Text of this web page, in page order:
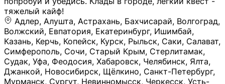
тяжелый кайф!
Адлер, Алушта, Астрахань, Бахчисарай, Волгоград, Волжский, Евпатория, Екатеринбург, Ишимбай, Казань, Керчь, Копейск, Курск, Рыльск, Саки, Салават, Симферополь, Сочи, Старый Крым, Стерлитамак, Судак, Уфа, Феодосия, Хабаровск, Челябинск, Ялта, Джанкой, Новосибирск, Щёлкино, Санкт-Петербург, Мурманск, Сургут, Невинномысск, Черкесск, Усть-Лабинск, Геленджик, Ставрополь, Калуга, Елец, Лебедянь, Данков, Жуковский, Оренбург, Орск (Оренбургская область), Магнитогорск, Пермь, Зеленоград, Солнечногорск, Нижний Новгород, Лысково, Заволжье, Кстово, Балахна (Нижегородская область), Богородск, Бор (Нижегородская область), Саратов, Энгельс, Ижевск, Тюмень, Ростов-на-Дону, Шахты, Новочеркасск, Батайск, Аксай, Люберцы, Истра, Москва, Армавир, Краснодар, Магадан, Самара, Анапа, Славянск-на-Кубани, Чаплыгин, Липецк, Нижний Тагил, Орехово-Зуево, Усть-Джегута, Лянтор, Нефтеюганск, Пыть-Ях, Урень, Ветлуга, Шахунья, Новороссийск, Крымск, Тимашёвск, Тольятти, Воткинск, Звенигород, Руза, Можайск, Белгород, Воронеж, Соликамск, Нытва, Лысьва (Пермский край), Чусовой, Кунгур, Краснокамск, Миасс, Губаха, Тула, Новомосковск, Донской, Омск, Льгов, Мытищи, Королёв, Ивантеевка, Балашиха, Семилуки, Кудымкар, Старый Оскол, Оса (Пермский край), Одинцово (Московская область), Ханты-Мансийск, Лабинск, Темрюк, Курганинск, Белореченск (Краснодарский край), Алупкa, Губкин, Рязань, Калининград, Усть-Илимск, Фрязино, Минеральные Воды, Пятигорск, Кострома, Ярославль, Коркино, Верхняя Пышма, Подольск, Красноярск, Смоленск, Долгопрудный, Чебоксары, Калачинск, Канск, Киров (Кировская область), Вологда, Рославль, Владивосток, Обнинск, Балабаново (Калужская область), Малоярославец, Брянск, Видное, Ярцево, Вязьма, Гагарин, Приволжск, Фурманов, Чайковский, Кинешма, Горячий Ключ, Улан-Удэ, Туймазы, Дюртюли, Альметьевск, Нефтекамск, Хадыженск, Апшеронск, Майкоп, Уссурийск, Ульяновск, Гатчина, Луга (Ленинградская область), Надым, Ногинск, Электросталь, Железнодорожный (Московская область), Бутурлиновка, Кириллов, Краснознаменск (Калиниградская область), Мышкин, Томмот, Холм, Абакан, Абдулино, Агидель, Агрыз, Адыгейск, Азнакаево, Алатырь, Алдан, Алейск, Александров, Александровск, Алексеевка (Белгородская обл.), Алексин, Амурск, Анадырь, Ангарск, Андреаполь, Анжеро-Судженск, Анива, Апатиты, Арамиль, Ардон, Арзамас, Аркадак, Арсеньев, Артём, Артёмовский, Архангельск, Асбест, Асино, Аткарск, Ахтубинск, Аша, Бабаево (Вологодская область), Бавлы (Республика Татарстан), Байкальск, Бакал, Баксан, Балаклава, Балаково (Саратовская область), Балашов (Саратовская область), Балтийск, Барабинск, Барнаул, Барыш (Ульяновская область), Бежецк, Белая Калитва (Ростовская область), Белебей, Белогорск (Крым), Белозерск, Белокуриха, Беломорск, Белоозёрский (Московская область), Белорецк (Республика Башкортостан), Кызыл, Белоярский (Ханты-Мансийский АО), Бердск, Березники (Пермский край), Берёзовский (Кемеровская область), Берёзовский (Свердловская область), Беслан, Бийск, Бикин, Билибино, Биробиджан, Благовещенск (Амурская область), Благовещенск (Башкортостан), Бобров, Богородицк, Боготол, Богучар, Бокситогорск (Ленинградская область), Бологое (Тверская область), Болхов, Большой Камень (Приморский край), Борисоглебск (Воронежская область), Боровичи (Новгородская область), Боровск, Бородино, Братск, Бронницы (Московская область), Бугульма (Республика Татарстан), Бугуруслан (Оренбургская область), Буинск, Буй, Буйнакск, Валдай, Валуйки, Велиж, Великие Луки, Великий Новгород, Великий Устюг, Вельск, Венёв, Верещагино, Верхнеуральск, Верхний Уфалей, Верхняя Салда, Верхняя Тура, Весьегонск, Вилючинск, Вихоревка, Вичуга, Владикавказ, Волгодонск, Волгореченск, Володарск, Волосово, Волчанск, Вольск, Воркута, Ворсма, Всеволожск (Ленинградская область), Вуктыл, Выкса, Высоковск, Высоцк, Вытегра, Вышний Волочёк, Вяземский, Вязники, Вятские Поляны, Нея, Шилка, Гаврилов Посад, Гаврилов-Ям, Гай, Галич, Гдов, Голицыно, Горно-Алтайск, Горнозаводск, Горняк, Городец, Гороховец, Гремячинск, Грозный, Грязи, Грязовец, Губкинский, Гуково, Гулькевичи, Гурьевск (Калининградская область), Гурьевск (Кемеровская область), Гусев, Гусь-Хрустальный, Давлеканово, Далматово, Дальнегорск, Дегтярск, Дедовск, Демидов, Дербент, Десногорск, Дзержинск, Дзержинский (Московская область), Дивногорск, Димитровград, Дмитровск, Дно, Добрянка, Долинск, Домодедово, Донецк (ДНР), Дорогобуж, Дрезна, Дубна, Дудинка, Духовщина, Дятьково, Егорьевск, Елабуга, Елизово, Ельня (Будет изменено название), Емва, Енисейск, Ермолино, Ершов, Ессентуки, Ефремов, Железноводск, Железногорск (Красноярский край), Железногорск (Курская область), Железногорск-Илимский, Жигулёвск, Жиздра, Жирновск, Жуков, Жуковка, Заводоуковск, Заволжск, Задонск, Заинск, Заозёрный, Заозёрск, Западная Двина, Заполярный, Зарайск, Заречный (Пензенская область), Заречный (Свердловская область), Заринск, Звенигово, Зверево, Зеленогорск ( Ленинградская обл. ), Зеленоградск, Зеленодольск, Зеленокумск, Зерноград, Зима, Змеиногорск, Зубцов, Ивангород, Иваново, Ивдель, Избербаш, Изобильный, Иланский, Инза, Инкерман, Инта, Ипатово, Искитим, Йошкар-Ола, Кадников, Калач, Калач-на-Дону, Калининск, Калтан, Калязин, Камбарка, Каменка (Пензенская область), Каменногорск (Ленинградская область), Каменск-Уральский, Каменск-Шахтинский, Камень-на-Оби, Камешково, Камышин, Канаш, Кандалакша, Карабаново, Карабаш, Карачаевск, Каргат, Каргополь, Карпинск, Карталы, Касимов, Касли, Каспийск, Катав-Ивановск, Катайск, Качканар, Кашин, Кашира, Кемерово, Кемь, Кизел, Кизилюрт, Кизляр, Кимовск, Кимры, Кингисепп, Кинель, Киреевск, Киренск, Киржач, Кириши, Кирово-Чепецк, Кировск (Ленинградская область), Кировск (Мурманская область), Кирсанов, Киселёвск, Кисловодск, Климовск, Клинцы, Княгинино, Ковдор, Ковров, Когалым, Козельск, Козьмодемьянск, Кола, Кологрив, Колпашево, Колпино, Кольчугино, Комсомольск, Комсомольск-на-Амуре, Конаково, Кондопога, Кондрово, Константиновск, Кораблино, Кореновск, Корсаков, Коряжма, Костерёво, Костомукша, Котельники, Котельниково, Котельнич, Котлас, Котовск, Кохма, Красноармейск (Московская область), Краснозаводск, Краснознаменск (Московская область), Краснокаменск, Краснослободск (Волгоградская область), Краснотурьинск, Красноуральск, Красный Сулин, Кремёнки, Кропоткин, Кубинка, Кувшиново (Тверская область), Кудрово, Кулебаки, Кумертау, Курлово, Куровское, Куртамыш, Курчатов, Куса, Кушва, Кыштым, Лабытнанги, Лагань, Лаишево (Республика Татарстан), Лакинск, Лангепас, Лахденпохья, Ленинск-Кузнецкий, Ленск (Республика Саха), Лермонтов (Ставропольский край), Лесозаводск (Приморский край), Лесосибирск, Ливны (Орловская область), Ликино-Дулёво, Липки (Тульская область), Лиски (Воронежская область), Лихославль, Лодейное Поле, Ломоносов (Санкт-Петербург), Лосино-Петровский, Лукоянов, Луховицы, Лыткарино, Любань (Ленинградская область), Любим, Людиново, Магас, Майский, Макаров, Малая Вишера, Малгобек, Мамадыш, Мамоново, Мантурово, Маркс, Махачкала, Мглин, Мегион, Медвежьегорск, Медногорск, Медынь, Меленки, Мелеуз, Менделеевск, Мещовск, Микунь, Миллерово, Минусинск, Миньяр, Мирный (Архангельская область), Мирный (Якутия), Михайловка (Город), Михайловск (Свердловская область), Михайловск (Ставропольский край), Могоча, Можга, Моздок, Мончегорск, Морозовск, Моршанск, Мосальск, Муравленко, Мурино, Муром, Мценск, Мыски, Набережные Челны, Навашино (Нижегородская область), Назарово (Красноярский край), Назрань, Нальчик, Наро-Фоминск, Нарткала, Нарьян-Мар, Находка, Невель (Псковская область), Невельск, Невьянск, Нелидово (Тверская область), Неман, Нерехта (Костромская область), Нерюнгри, Нестеров, Нефтегорск (Самарская область), Нефтекумск, Нижневартовск, Нижнекамск (Республика Татарстан), Нижнеудинск, Нижние Серги, Нижний Ломов, Нижняя Тура, Николаевск-на-Амуре, Никольск (Вологодская область), Никольск (Пензенская область), Новая Ладога, Новая Ляля, Новоалександровск, Новоалтайск, Нововоронеж, Новодвинск, Новозыбков, Новокубанск, Новокуйбышевск, Новомичуринск, Новопавловск, Новоржев, Новосокольники, Новотроицк, Новоульяновск, Новоуральск, Новохопёрск, Новочебоксарск, Новошахтинск, Новый Оскол, Новый Уренгой, Норильск, Нурлат, Нягань, Нязепетровск, Няндома, Облучье, Обоянь, Озёрск (Калининградская область), Озёрск (Челябинская область), Озёры, Октябрьск (Самарская область), Октябрьский (Башкортостан), Окуловка (Новгородская область), Оленегорск, Олонец, Онега, Опочка, Осинники, Осташков, Остров, Острогожск, Отрадный, Оха, Павлово, Павловск (Воронежская область), Павловск (Санкт-Петербург), Павловский Посад, Партизанск, Певек, Пенза, Первоуральск, Перевоз, Пересвет, Переславль-Залесский, Пестово (Новгородская область), Петрозаводск, Петропавловск-Камчатский, Печоры, Пикалёво, Пионерский, Питкяранта, Плавск, Плёс, Подпорожье, Покачи, Покров, Покровск, Полесск, Полысаево, Полярные Зори, Полярный, Поронайск, Порхов, Похвистнево, Почеп, Починок, Пошехонье, Правдинск, Приморск (Калининградская область), Приморско-Ахтарск, Приозерск, Прокопьевск, Протвино, Прохладный, Пугачёв, Пудож, Пустошка, Пушкино, Пущино, Пыталово, Радужный (Владимирская область), Радужный (Ханты-Мансийский АО), Райчихинск, Раменское, Рассказово, Ревда, Реж, Реутов, Родники, Россошь, Ростов (Ярославская обл.), Рошаль, Ртищево, Рубцовск, Рузаевка, Рыбинск, Рыбное, Ряжск, Салехард, Сальск, Саранск, Сарапул, Саров, Сасово, Сатка, Сафоново, Саяногорск, Саянск, Светлогорск, Светлоград, Светлый, Светогорск (Ленинградская область), Свободный, Себеж, Северобайкальск, Северодвинск, Североуральск, Сегежа, Семикаракорск, Сенгилей, Серафимович, Сергач, Сергиев Посад, Сердобск, Сертолово (Ленинградская область), Сестрорецк (Ленинградская область), Сибай, Скопин, Славгород, Сланцы, Слободской, Слюдянка, Собинка, Советск (Кировская область), Советск (Калининградская область), Советск (Тульская область), Советская Гавань, Советский (Ханты-Мансийский АО), Сокол (Вологодская область), Солигалич, Соль-Илецк, Сольцы, Сортавала, Сосенский, Сосновоборск, Сосновый Бор (Ленинградская область), Сосногорск, Спас-Клепики, Спасск-Рязанский, С